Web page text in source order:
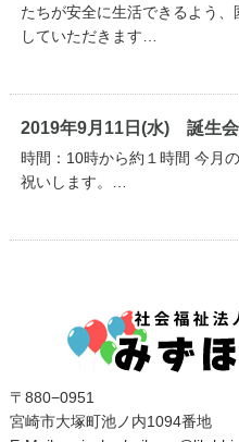
たちが安全に生活できるよう
していただきます…
2019年9月11日(水) 誕生
時間：10時から約１時間 今月
祝いします。…
〒880−0951
宮崎市大塚町池ノ内1094番地